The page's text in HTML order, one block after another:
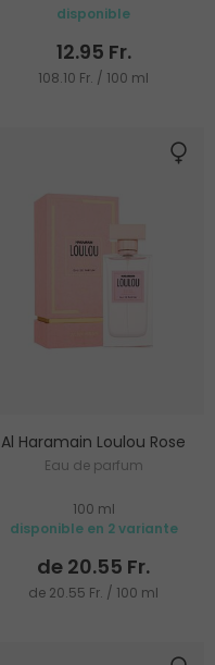
disponible
12.95 Fr.
108.10 Fr. / 100 ml
Al Haramain Loulou Rose
Eau de parfum
100 ml
disponible en 2 variante
de 20.55 Fr.
de 20.55 Fr. / 100 ml